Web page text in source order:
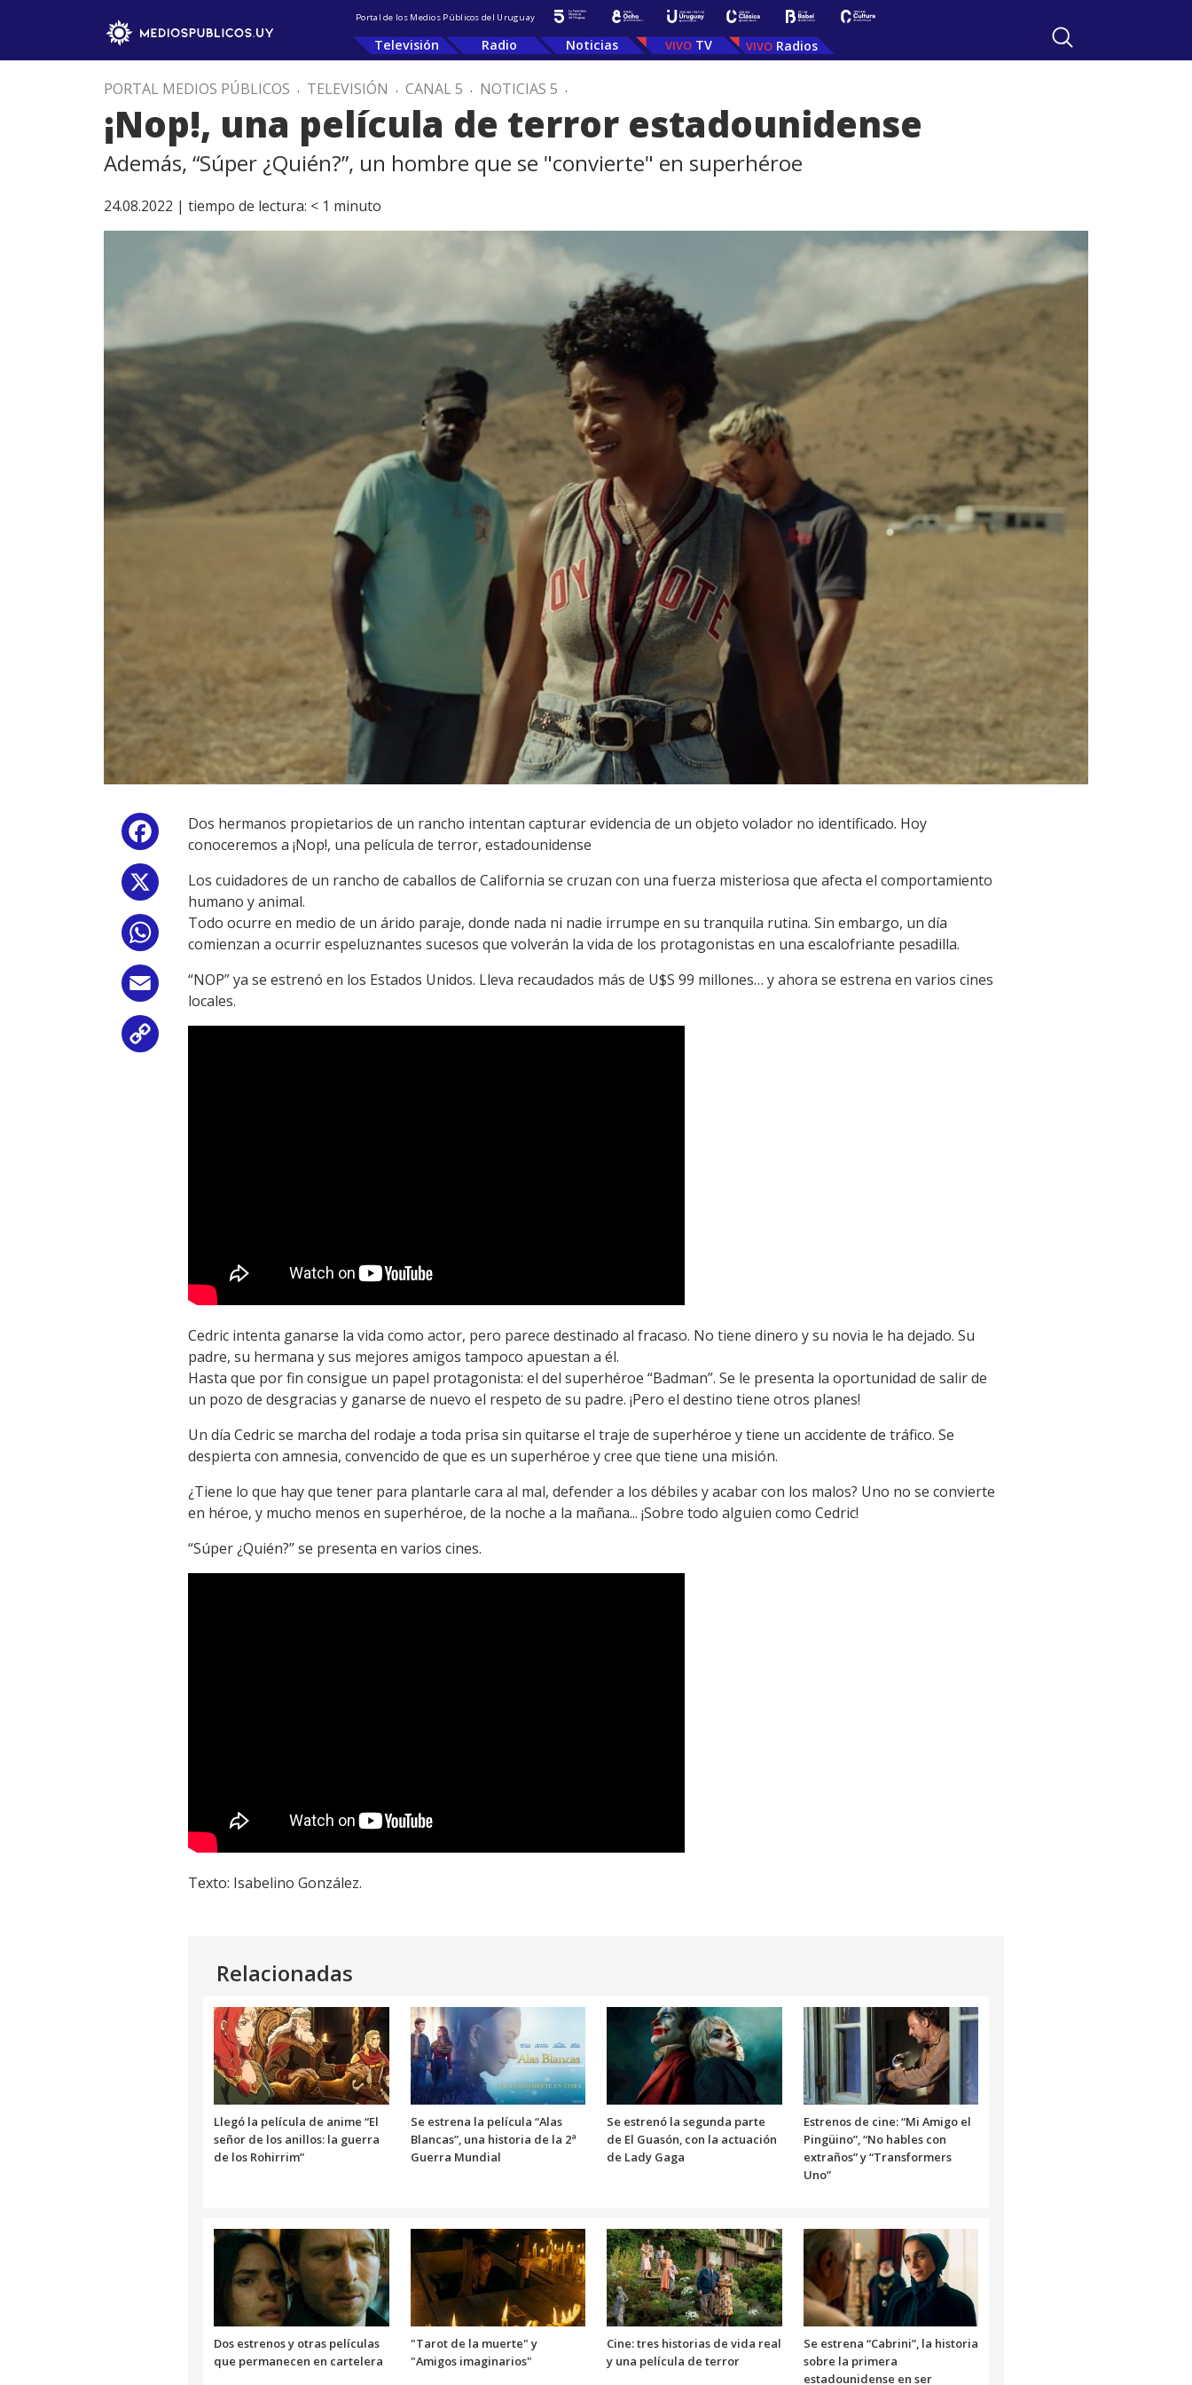
Portal de los Medios Públicos del Uruguay
Televisión Radio Noticias TV Radios
PORTAL MEDIOS PÚBLICOS . TELEVISIÓN . CANAL 5 . NOTICIAS 5 .
¡Nop!, una película de terror estadounidense
Además, “Súper ¿Quién?”, un hombre que se "convierte" en superhéroe
24.08.2022 | tiempo de lectura: < 1 minuto
Facebook
WhatsApp
Email
Dos hermanos propietarios de un rancho intentan capturar evidencia de un objeto volador no identificado. Hoy
conoceremos a ¡Nop!, una película de terror, estadounidense
Los cuidadores de un rancho de caballos de California se cruzan con una fuerza misteriosa que afecta el comportamiento
humano y animal.
Todo ocurre en medio de un árido paraje, donde nada ni nadie irrumpe en su tranquila rutina. Sin embargo, un día
comienzan a ocurrir espeluznantes sucesos que volverán la vida de los protagonistas en una escalofriante pesadilla.
“NOP” ya se estrenó en los Estados Unidos. Lleva recaudados más de U$S 99 millones… y ahora se estrena en varios cines
locales.
Cedric intenta ganarse la vida como actor, pero parece destinado al fracaso. No tiene dinero y su novia le ha dejado. Su
padre, su hermana y sus mejores amigos tampoco apuestan a él.
Hasta que por fin consigue un papel protagonista: el del superhéroe “Badman”. Se le presenta la oportunidad de salir de
un pozo de desgracias y ganarse de nuevo el respeto de su padre. ¡Pero el destino tiene otros planes!
Un día Cedric se marcha del rodaje a toda prisa sin quitarse el traje de superhéroe y tiene un accidente de tráfico. Se
despierta con amnesia, convencido de que es un superhéroe y cree que tiene una misión.
¿Tiene lo que hay que tener para plantarle cara al mal, defender a los débiles y acabar con los malos? Uno no se convierte
en héroe, y mucho menos en superhéroe, de la noche a la mañana... ¡Sobre todo alguien como Cedric!
“Súper ¿Quién?” se presenta en varios cines.
Texto: Isabelino González.
Relacionadas
Llegó la película de anime “El
señor de los anillos: la guerra
de los Rohirrim”
Se estrena la película “Alas
Blancas”, una historia de la 2ª
Guerra Mundial
Se estrenó la segunda parte
de El Guasón, con la actuación
de Lady Gaga
Estrenos de cine: “Mi Amigo el
Pingüino”, “No hables con
extraños” y “Transformers
Uno”
Dos estrenos y otras películas
que permanecen en cartelera
"Tarot de la muerte" y
"Amigos imaginarios"
Cine: tres historias de vida real
y una película de terror
Se estrena “Cabrini”, la historia
sobre la primera
estadounidense en ser